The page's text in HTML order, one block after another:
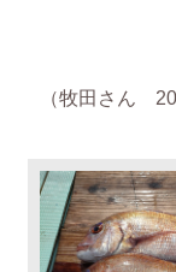
（牧田さん